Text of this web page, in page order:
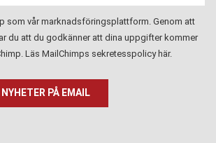
som vår marknadsföringsplattform. Genom att
du att du godkänner att dina uppgifter kommer
Läs MailChimps sekretesspolicyhär.